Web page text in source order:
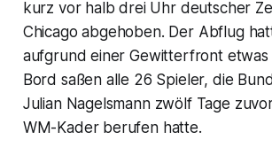
kurz vor halb drei Uhr deutscher
Chicago abgehoben. Der Abflug
aufgrund einer Gewitterfront
Bord saßen alle 26 Spieler, die
Julian Nagelsmann zwölf Tage
WM-Kader berufen hatte.